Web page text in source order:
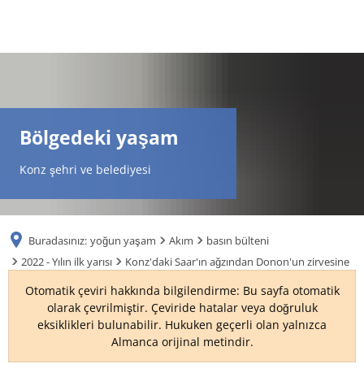
FR
TR
Bölgedeki yaşam
Konz şehri ve belediyesi
Buradasınız: yoğun yaşam Akım
basın bülteni
2022 - Yılın ilk yarısı
Konz'daki Saar'ın ağzından Donon'un zirvesine
Otomatik çeviri hakkında bilgilendirme: Bu sayfa otomatik
olarak çevrilmiştir. Çeviride hatalar veya doğruluk
eksiklikleri bulunabilir. Hukuken geçerli olan yalnızca
Almanca orijinal metindir.